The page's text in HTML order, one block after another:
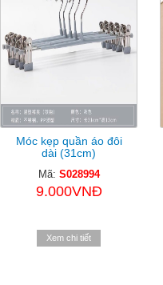
Móc kẹp quần áo đôi
dài (31cm)
Mã: S028994
9.000VNĐ
Xem chi tiết